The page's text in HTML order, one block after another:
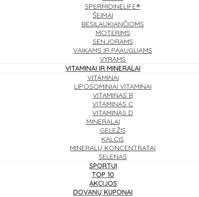
SPERMIDINELIFE®
ŠEIMAI
BESILAUKIANČIOMS
MOTERIMS
SENJORAMS
VAIKAMS IR PAAUGLIAMS
VYRAMS
VITAMINAI IR MINERALAI
VITAMINAI
LIPOSOMINIAI VITAMINAI
VITAMINAS B
VITAMINAS C
VITAMINAS D
MINERALAI
GELEŽIS
KALCIS
MINERALŲ KONCENTRATAI
SELENAS
SPORTUI
TOP 10
AKCIJOS
DOVANŲ KUPONAI